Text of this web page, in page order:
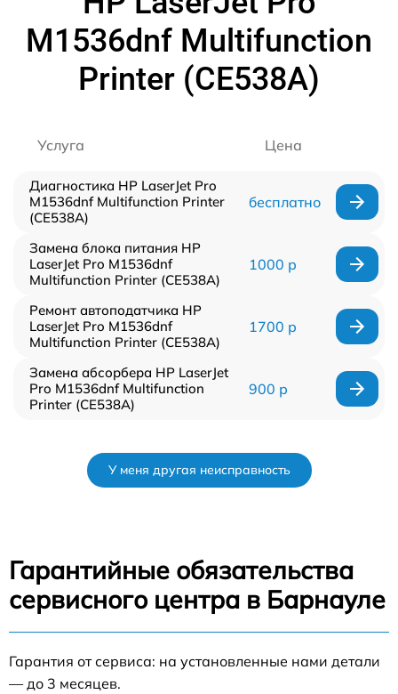
M1536dnf Multifunction
Printer (CE538A)
Услуга Цена
Диагностика HP LaserJet Pro
M1536dnf Multifunction Printer
(CE538A)
бесплатно
Замена блока питания HP
LaserJet Pro M1536dnf
Multifunction Printer (CE538A)
1000 р
Ремонт автоподатчика HP
LaserJet Pro M1536dnf
Multifunction Printer (CE538A)
1700 р
Замена абсорбера HP LaserJet
Pro M1536dnf Multifunction
Printer (CE538A)
900 р
У меня другая неисправность
Гарантийные обязательства
сервисного центра в Барнауле
Гарантия от сервиса: на установленные нами детали
— до 3 месяцев.